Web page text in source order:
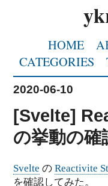
HOME
CATEGORIES
2020-06-10
[Svelte]
の挙動の確
Svelte のReactivite
を確認してみた。